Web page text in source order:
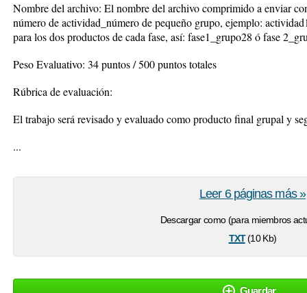
Nombre del archivo: El nombre del archivo comprimido a enviar
número de actividad_número de pequeño grupo, ejemplo:
para los dos productos de cada fase, así: fase1_grupo28 ó fase
Peso Evaluativo: 34 puntos / 500 puntos totales
Rúbrica de evaluación:
El trabajo será revisado y evaluado como producto final grupal y
...
Descargar como (para miembros
txt(10 Kb)
Leer 6 páginas más »
Guardar